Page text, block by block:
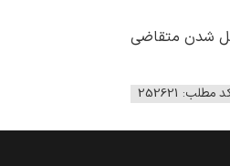
شدن متقاضی
مطلب: 252621